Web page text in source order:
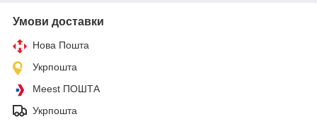
Умови доставки
Нова Пошта
Укрпошта
Meest ПОШТА
Укрпошта